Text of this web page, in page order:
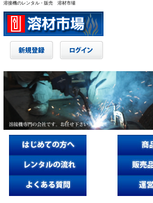
溶接機のレンタル・販売 溶材市場